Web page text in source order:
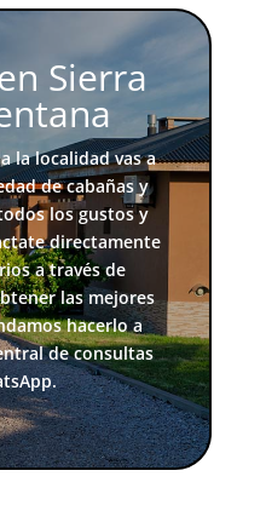
Sierra
la localidad vas a
de cabañas y
los gustos y
directamente
a través de
las mejores
hacerlo a
de consultas